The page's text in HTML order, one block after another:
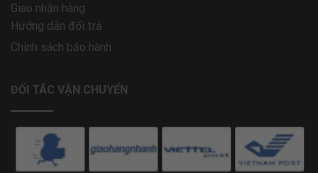
Giao nhận hàng
Hướng dẫn đổi trả
Chính sách bảo hành
ĐỐI TÁC VẬN CHUYỂN